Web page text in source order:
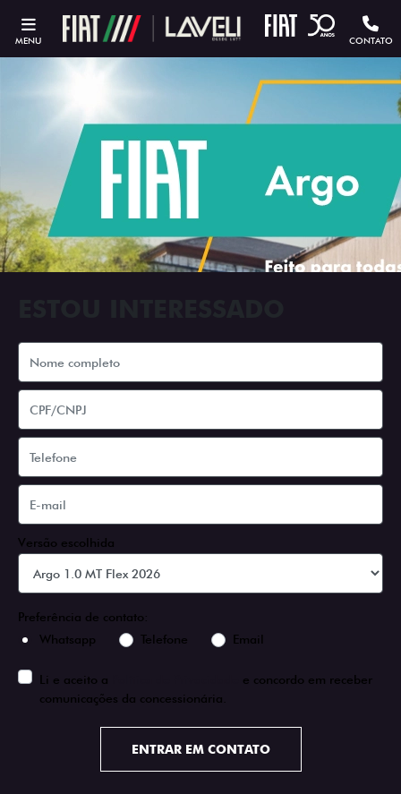
MENU CONTATO
Versão escolhida
Preferência de contato:
Whatsapp
Telefone Email
Li e aceito a
e concordo em receber
comunicações da concessionária.
ENTRAR EM CONTATO